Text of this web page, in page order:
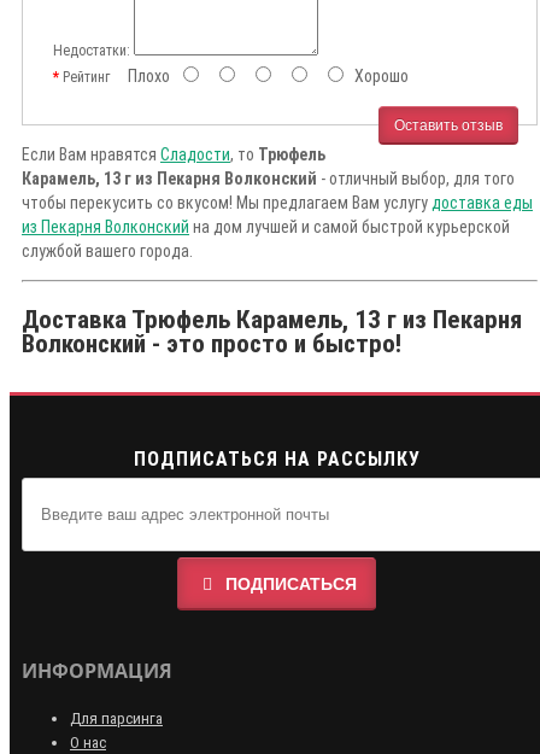
Недостатки:
РейтингПлохо Хорошо
Оставить отзыв
Если Вам нравятся Сладости, то Трюфель
Карамель, 13 г из Пекарня Волконский - отличный выбор, для того
чтобы перекусить со вкусом! Мы предлагаем Вам услугу доставка еды
из Пекарня Волконский на дом лучшей и самой быстрой курьерской
службой вашего города.
Доставка Трюфель Карамель, 13 г из Пекарня
Волконский - это просто и быстро!
ПОДПИСАТЬСЯ НА РАССЫЛКУ
ПОДПИСАТЬСЯ
ИНФОРМАЦИЯ
Для парсинга
О нас